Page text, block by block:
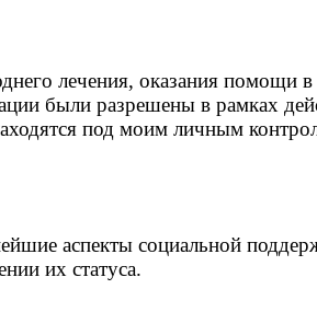
лечения, оказания помощи
были разрешены в рамках
под моим личным
аспекты социальной
их статуса.